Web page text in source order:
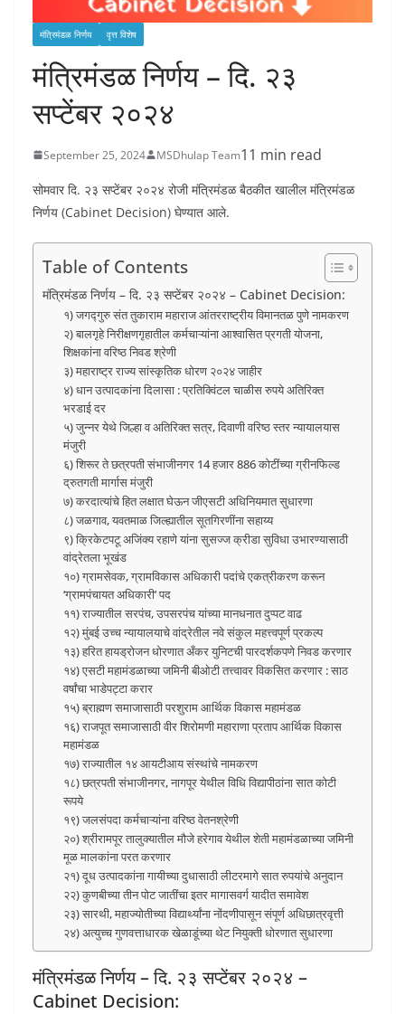
मंत्रिमंडळ निर्णय वृत्त विशेष
मंत्रिमंडळ निर्णय – दि. २३
सप्टेंबर २०२४
September 25, 2024 MSDhulap Team11 min read
सोमवार दि. २३ सप्टेंबर २०२४ रोजी मंत्रिमंडळ बैठकीत खालील मंत्रिमंडळ
निर्णय (Cabinet Decision) घेण्यात आले.
Table of Contents
मंत्रिमंडळ निर्णय – दि. २३ सप्टेंबर २०२४ – Cabinet Decision:
१) जगद्गुरु संत तुकाराम महाराज आंतरराष्ट्रीय विमानतळ पुणे नामकरण
२) बालगृहे निरीक्षणगृहातील कर्मचाऱ्यांना आश्वासित प्रगती योजना,
शिक्षकांना वरिष्ठ निवड श्रेणी
३) महाराष्ट्र राज्य सांस्कृतिक धोरण २०२४ जाहीर
४) धान उत्पादकांना दिलासा : प्रतिक्विंटल चाळीस रुपये अतिरिक्त
भरडाई दर
५) जुन्नर येथे जिल्हा व अतिरिक्त सत्र, दिवाणी वरिष्ठ स्तर न्यायालयास
मंजुरी
६) शिरूर ते छत्रपती संभाजीनगर 14 हजार 886 कोटींच्या ग्रीनफिल्ड
द्रुतगती मार्गास मंजुरी
७) करदात्यांचे हित लक्षात घेऊन जीएसटी अधिनियमात सुधारणा
८) जळगाव, यवतमाळ जिल्ह्यातील सूतगिरणींना सहाय्य
९) क्रिकेटपटू अजिंक्य रहाणे यांना सुसज्ज क्रीडा सुविधा उभारण्यासाठी
वांद्रेतला भूखंड
१०) ग्रामसेवक, ग्रामविकास अधिकारी पदांचे एकत्रीकरण करून
‘ग्रामपंचायत अधिकारी’ पद
११) राज्यातील सरपंच, उपसरपंच यांच्या मानधनात दुप्पट वाढ
१२) मुंबई उच्च न्यायालयाचे वांद्रेतील नवे संकुल महत्त्वपूर्ण प्रकल्प
१३) हरित हायड्रोजन धोरणात अँकर युनिटची पारदर्शकपणे निवड करणार
१४) एसटी महामंडळाच्या जमिनी बीओटी तत्त्वावर विकसित करणार : साठ
वर्षांचा भाडेपट्टा करार
१५) ब्राह्मण समाजासाठी परशुराम आर्थिक विकास महामंडळ
१६) राजपूत समाजासाठी वीर शिरोमणी महाराणा प्रताप आर्थिक विकास
महामंडळ
१७) राज्यातील १४ आयटीआय संस्थांचे नामकरण
१८) छत्रपती संभाजीनगर, नागपूर येथील विधि विद्यापीठांना सात कोटी
रूपये
१९) जलसंपदा कर्मचाऱ्यांना वरिष्ठ वेतनश्रेणी
२०) श्रीरामपूर तालुक्यातील मौजे हरेगाव येथील शेती महामंडळाच्या जमिनी
मूळ मालकांना परत करणार
२१) दूध उत्पादकांना गायीच्या दुधासाठी लीटरमागे सात रुपयांचे अनुदान
२२) कुणबीच्या तीन पोट जातींचा इतर मागासवर्ग यादीत समावेश
२३) सारथी, महाज्योतीच्या विद्यार्थ्यांना नोंदणीपासून संपूर्ण अधिछात्रवृत्ती
२४) अत्युच्च गुणवत्ताधारक खेळाडूंच्या थेट नियुक्ती धोरणात सुधारणा
मंत्रिमंडळ निर्णय – दि. २३ सप्टेंबर २०२४ –
Cabinet Decision: